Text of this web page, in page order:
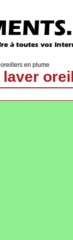
à toutes vos
en plume